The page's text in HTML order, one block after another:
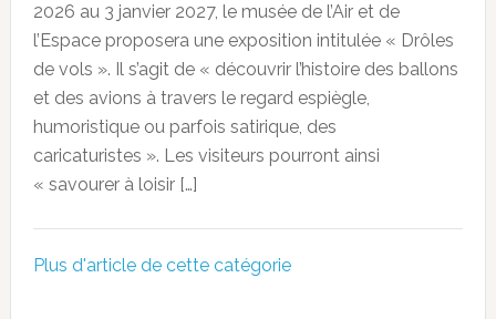
2026 au 3 janvier 2027, le musée de l’Air et de
l’Espace proposera une exposition intitulée « Drôles
de vols ». Il s’agit de « découvrir l’histoire des ballons
et des avions à travers le regard espiègle,
humoristique ou parfois satirique, des
caricaturistes ». Les visiteurs pourront ainsi
« savourer à loisir […]
Plus d'article de cette catégorie